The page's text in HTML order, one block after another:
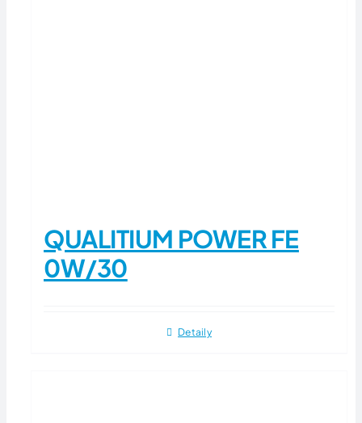
QUALITIUM POWER FE
0W/30
Detaily